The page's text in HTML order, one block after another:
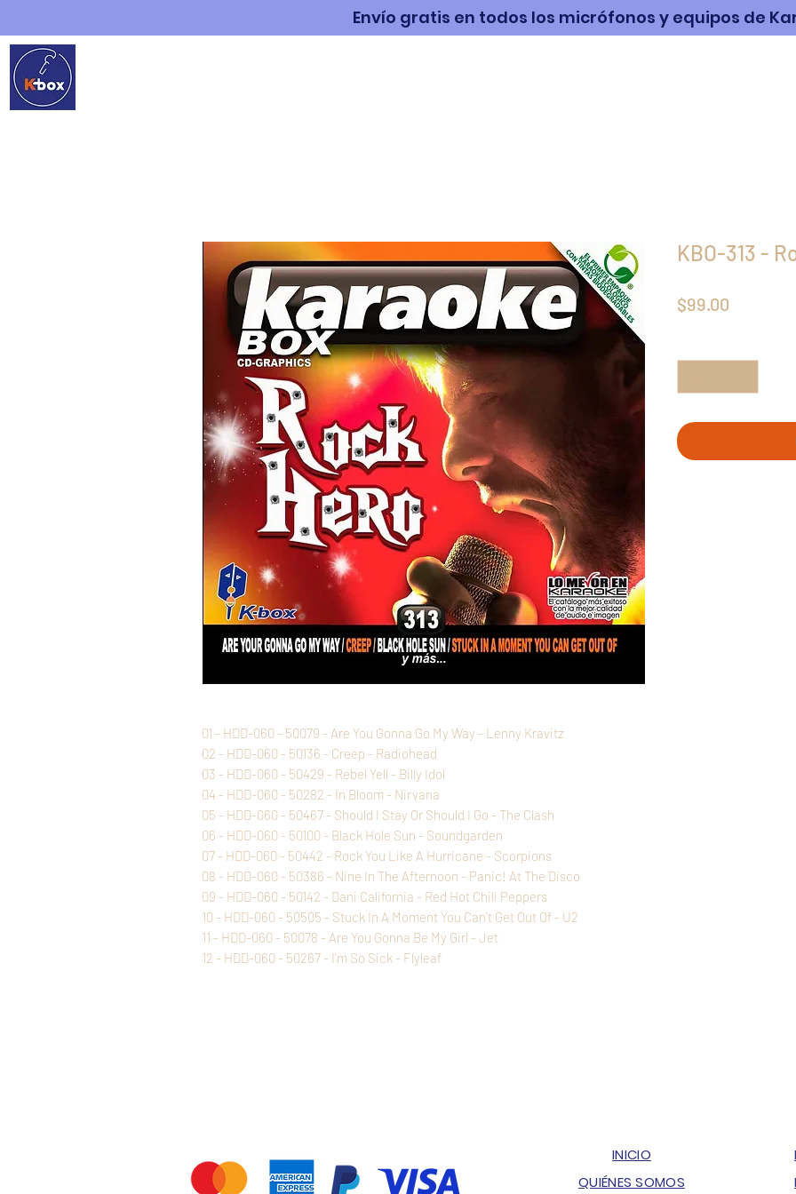
Envío gratis en todos los micrófonos y equipos de
01 - HDD-060 - 50079 - Are You Gonna Go My Way - Lenny Kravitz
02 - HDD-060 - 50136 - Creep - Radiohead
03 - HDD-060 - 50429 - Rebel Yell - Billy Idol
04 - HDD-060 - 50282 - In Bloom - Nirvana
05 - HDD-060 - 50467 - Should I Stay Or Should I Go - The Clash
06 - HDD-060 - 50100 - Black Hole Sun - Soundgarden
07 - HDD-060 - 50442 - Rock You Like A Hurricane - Scorpions
08 - HDD-060 - 50386 - Nine In The Afternoon - Panic! At The Disco
09 - HDD-060 - 50142 - Dani California - Red Hot Chili Peppers
10 - HDD-060 - 50505 - Stuck In A Moment You Can't Get Out Of - U2
11 - HDD-060 - 50078 - Are You Gonna Be My Girl - Jet
12 - HDD-060 - 50267 - I'm So Sick - Flyleaf
KBO-313 -
$99.00
INICIO
QUIÉNES SOMOS